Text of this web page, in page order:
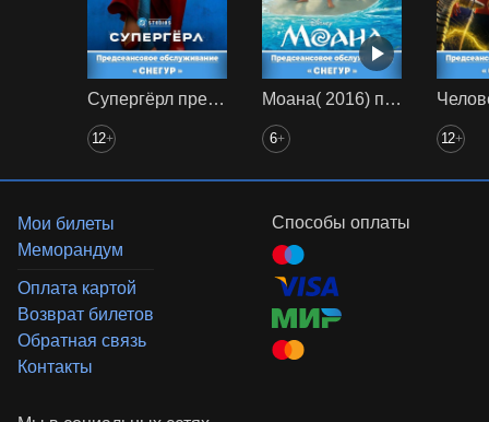
Супергёрл предс. обсл. Снегур
12+
Моана( 2016) предс. обсл. Снегур
6+ 12+
Мои билеты
Меморандум
Оплата картой
Возврат билетов
Обратная связь
Контакты
Способы оплаты